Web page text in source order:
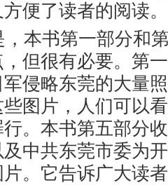
便了读者的阅读。
本书第一部分和
但很有必要。第
军侵略东莞的大量
图片，人们可以
。本书第五部分
中共东莞市委为
。它告诉广大读